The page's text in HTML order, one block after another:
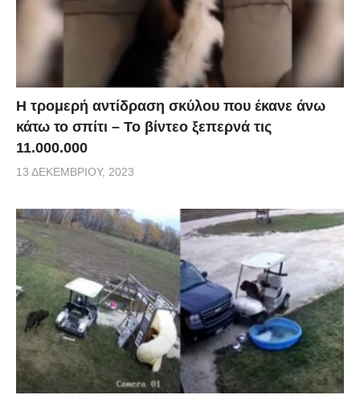
Η τρομερή αντίδραση σκύλου που έκανε άνω
κάτω το σπίτι – Το βίντεο ξεπερνά τις
11.000.000
13 ΔΕΚΕΜΒΡΊΟΥ, 2023